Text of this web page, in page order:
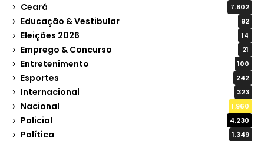
Ceará 7.802
Educação & Vestibular 92
Eleições 2026 14
Emprego & Concurso 21
Entretenimento 100
Esportes 242
Internacional 323
Nacional 1.960
Policial 4.230
Política 1.349